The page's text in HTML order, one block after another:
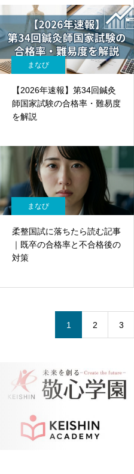
まなび
【2026年速報】第34回鍼灸
師国家試験の合格率・難易度
を解説
まなび
柔整国試に落ちたら読む記事
｜既卒の合格率と不合格後の
対策
1 2 3